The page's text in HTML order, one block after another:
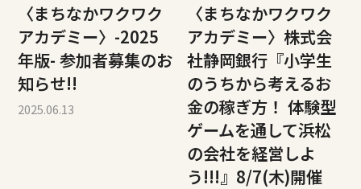
〈まちなかワクワク
アカデミー〉-2025
年版- 参加者募集のお
知らせ!!
2025.06.13
〈まちなかワクワク
アカデミー〉株式会
社静岡銀行『小学生
のうちから考えるお
金の稼ぎ方！ 体験型
ゲームを通して浜松
の会社を経営しよ
う!!!』8/7(木)開催